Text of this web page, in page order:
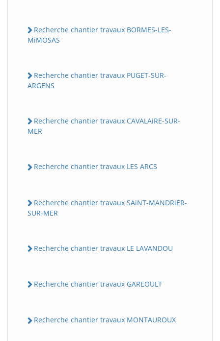
Recherche chantier travaux BORMES-LES-
MiMOSAS
Recherche chantier travaux PUGET-SUR-
ARGENS
Recherche chantier travaux CAVALAiRE-SUR-
MER
Recherche chantier travaux LES ARCS
Recherche chantier travaux SAiNT-MANDRiER-
SUR-MER
Recherche chantier travaux LE LAVANDOU
Recherche chantier travaux GAREOULT
Recherche chantier travaux MONTAUROUX